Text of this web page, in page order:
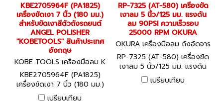
KBE2705964F (PA1825)
เครื่องขัดเงา 7 นิ้ว (180 มม.)
สำหรับขัดเงาสีตัวถังรถยนต์
ANGEL POLISHER
"KOBETOOLS" สินค้าประเทศ
อังกฤษ
KOBE TOOLS เครื่องมือลม K
BE2705964F (PA1825)
KBE2705964F (PA1825)
เครื่องขัดเงา 7 นิ้ว (180 มม.)
สำหรับขัดเงาสีตัวถังรถยนต์
ANGEL POLISHER
เปรียบเทียบ
RP-7325 (AT-580) เครื่องขัด
เงาลม 5 นิ้ว/125 มม. แรงดัน
ลม 90PSI ความเร็วรอบ
25000 RPM OKURA
OKURA เครื่องมือลม ถังอัดจาร
บี อุปกรณ์งานลมต่างๆ RP-73
25 (AT-580)
RP-7325 (AT-580) เครื่องขัด
เงาลม 5 นิ้ว/125 มม. แรงดัน
ลม 90PSI ความเร็วรอบ
25000 RPM OKURA
เปรียบเทียบ